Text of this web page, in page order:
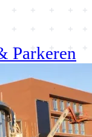
Parkeren